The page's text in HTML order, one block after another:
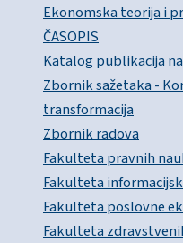
Ekonomska teorija i
ČASOPIS
Katalog publikacija
Zbornik sažetaka -
transformacija
Zbornik radova
Fakulteta pravnih
Fakulteta
Fakulteta poslovne
Fakulteta